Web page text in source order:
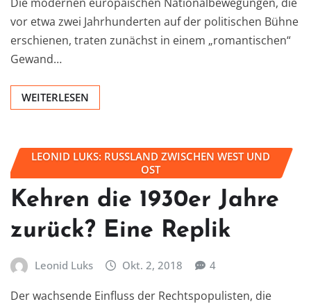
vor etwa zwei Jahrhunderten auf der politischen Bühne
erschienen, traten zunächst in einem „romantischen“
Gewand…
WEITERLESEN
LEONID LUKS: RUSSLAND ZWISCHEN WEST UND
OST
Kehren die 1930er Jahre
zurück? Eine Replik
Leonid Luks Okt. 2, 2018 4
Der wachsende Einfluss der Rechtspopulisten, die